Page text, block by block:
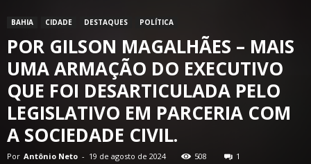
BAHIA CIDADE DESTAQUES POLÍTICA
POR GILSON MAGALHÃES – MAIS
UMA ARMAÇÃO DO EXECUTIVO
QUE FOI DESARTICULADA PELO
LEGISLATIVO EM PARCERIA COM
A SOCIEDADE CIVIL.
Por Antônio Neto - 19 de agosto de 2024 508 1